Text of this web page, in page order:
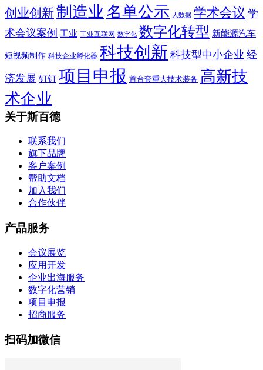
创业创新制造业 名单公示 大数据 学术会议 学
术会议案例 工业 工业互联网 数字化 数字化转型 新能源汽车
短视频制作 科技企业孵化器 科技创新 科技型中小企业 经
济发展 钉钉 项目申报 首台套重大技术装备 高新技
术企业
关于斯百德
联系我们
旗下品牌
客户案例
帮助文档
加入我们
合作伙伴
产品服务
会议展览
应用开发
企业出海服务
数字化营销
项目申报
招商服务
扫码加微信